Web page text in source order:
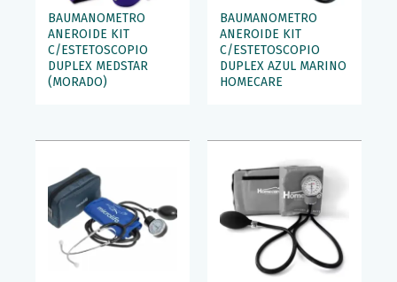
BAUMANOMETRO
ANEROIDE KIT
C/ESTETOSCOPIO
DUPLEX MEDSTAR
(MORADO)
BAUMANOMETRO
ANEROIDE KIT
C/ESTETOSCOPIO
DUPLEX AZUL MARINO
HOMECARE